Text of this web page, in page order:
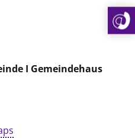
I Gemeindehaus